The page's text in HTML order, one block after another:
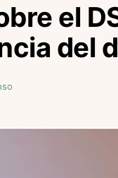
el
del